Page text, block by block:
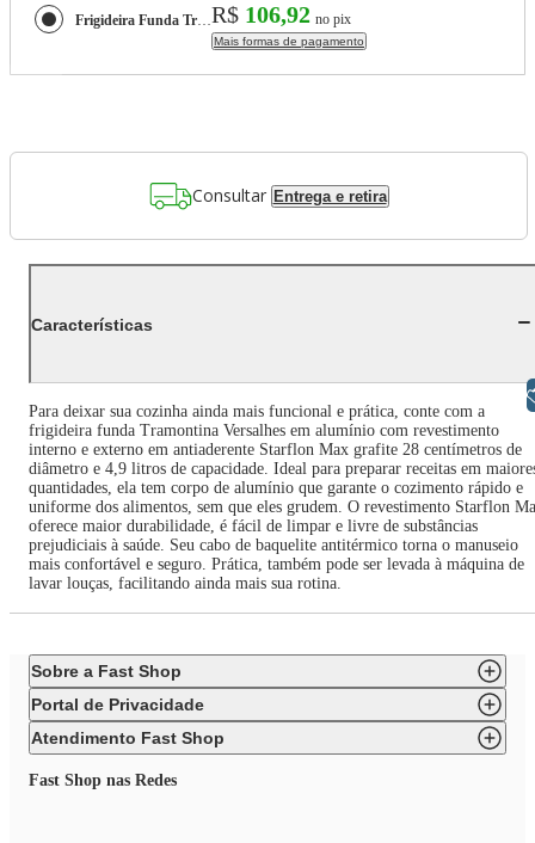
Frigideira Funda Tramontina Versalhes em Alumínio 28 cm 4,9 L Antiaderente Starflon GrafiteR$ 106,92 no pix
Mais formas de pagamento
Consultar Entrega e retira
Características
Para deixar sua cozinha ainda mais funcional e prática, conte com a
frigideira funda Tramontina Versalhes em alumínio com revestimento
interno e externo em antiaderente Starflon Max grafite 28 centímetros de
diâmetro e 4,9 litros de capacidade. Ideal para preparar receitas em
quantidades, ela tem corpo de alumínio que garante o cozimento rápido e
uniforme dos alimentos, sem que eles grudem. O revestimento Starflon
oferece maior durabilidade, é fácil de limpar e livre de substâncias
prejudiciais à saúde. Seu cabo de baquelite antitérmico torna o manuseio
mais confortável e seguro. Prática, também pode ser levada à máquina de
lavar louças, facilitando ainda mais sua rotina.
Sobre a Fast Shop
Portal de Privacidade
Atendimento Fast Shop
Fast Shop nas Redes